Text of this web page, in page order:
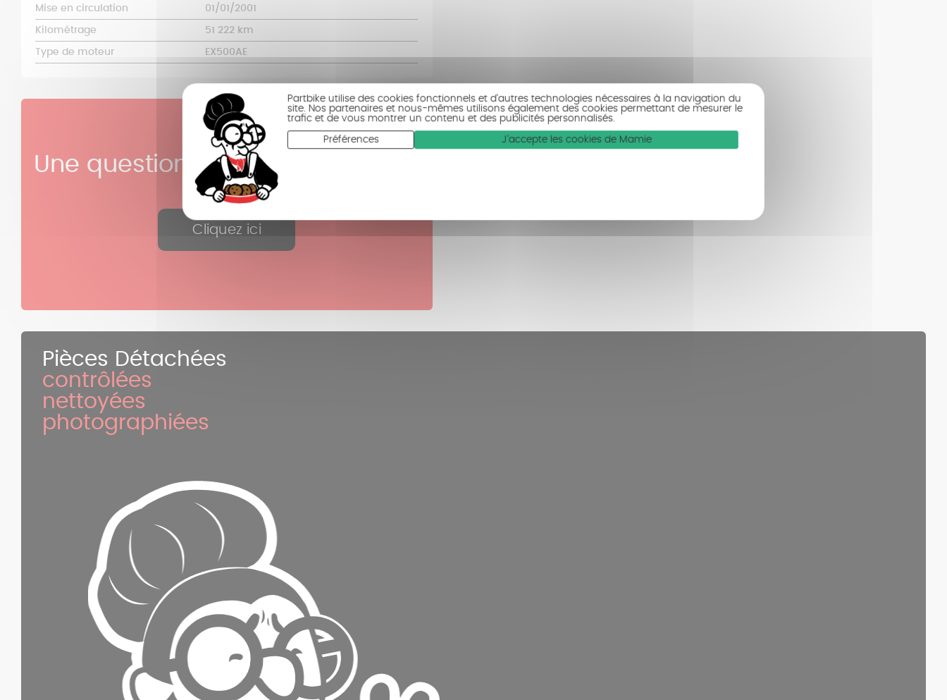
Partbike utilise des cookies fonctionnels et d’autres technologies nécessaires à la navigation du
site. Nos partenaires et nous-mêmes utilisons également des cookies permettant de mesurer le
trafic et de vous montrer un contenu et des publicités personnalisés.
Préférences J'accepte les cookies de Mamie
Mise en circulation 01/01/2001
Kilométrage 51 222 km
Type de moteur EX500AE
Une question sur cette référence
?
Cliquez ici
Pièces Détachées
contrôlées
nettoyées
photographiées